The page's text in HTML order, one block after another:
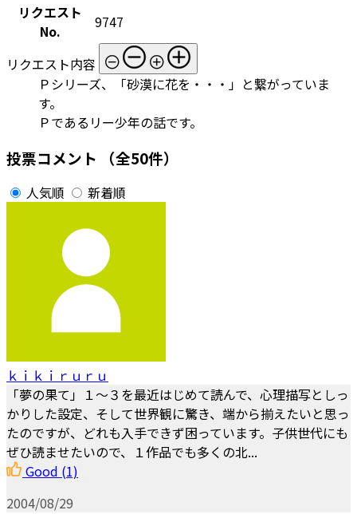
リクエスト
No.
9747
リクエスト内容
Ｐシリーズ、「砂漠に花を・・・」と繋がっていま
す。
Ｐであるリー少年の話です。
投票コメント （全50件）
人気順 新着順
ｋｉｋｉｒｕｒｕ
「夢の果て」１～３を最近はじめて読んで、心理描写としっ
かりした設定、そして世界観に驚き、端から揃えたいと思っ
たのですが、どれも入手できず困っています。子供世代にも
ぜひ読ませたいので、１作品でも多くの北...
Good (1)
2004/08/29